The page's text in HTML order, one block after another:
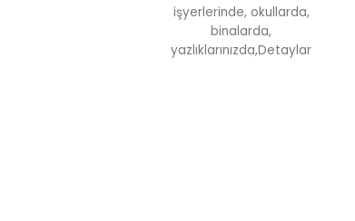
işyerlerinde, okullarda,
binalarda,
yazlıklarınızda,Detaylar